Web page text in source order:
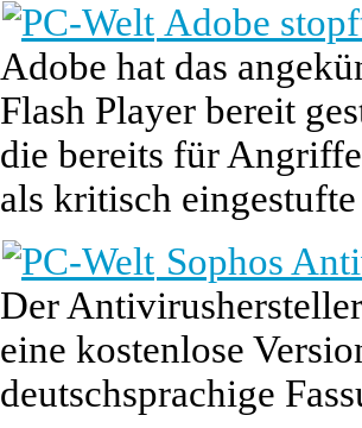
Adobe
Adobe hat das
Flash Player bereit
die bereits für
als kritisch
Sophos
Der
eine kostenlose
deutschsprachige